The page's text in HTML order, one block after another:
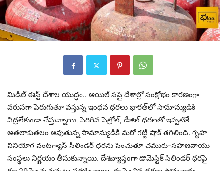
మిడిల్ ఈస్ట్ దేశాల యుద్ధం.. ఆయిల్ సప్లై దేశాల్లో సంక్షోభం కారణంగా
వరుసగా పెరుగుతూ వస్తున్న ఇంధన ధరలు భారత్‌లో సామాన్యుడికి
నిద్రలేకుండా చేస్తున్నాయి. పెరిగిన పెట్రోల్, డీజిల్ ధరలతో ఇప్పటికే
అతలాకుతలం అవుతున్న సామాన్యుడికి మరో గట్టి షాక్ తగిలింది. గృహ
వినియోగ వంటగ్యాస్ సిలిండర్ ధరను పెంచుతూ చమురు-సహజవాయు
సంస్థలు నిర్ణయం తీసుకున్నాయి. దేశవ్యాప్తంగా డొమెస్టిక్ సిలిండర్ ధరపై